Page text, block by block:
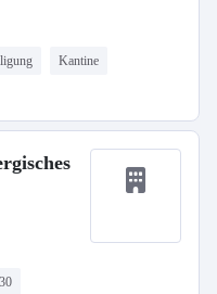
Kantine